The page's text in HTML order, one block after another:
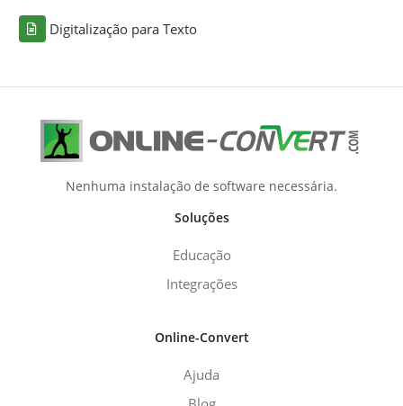
Digitalização para Texto
Nenhuma instalação de software necessária.
Soluções
Educação
Integrações
Online-Convert
Ajuda